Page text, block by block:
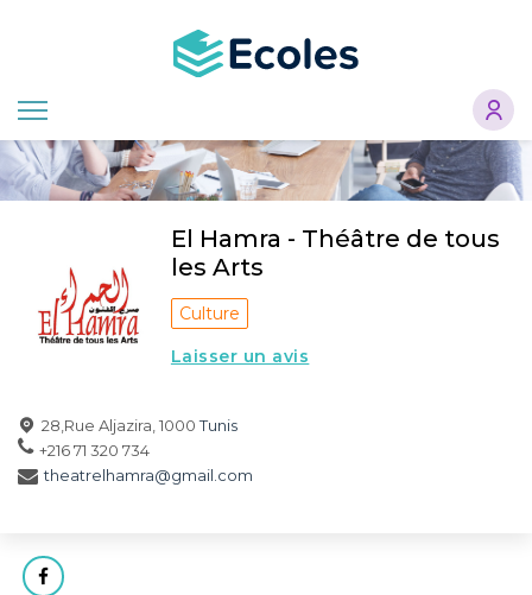
principal
El Hamra - Théâtre de tous
les Arts
Culture
Laisser un avis
28,Rue Aljazira, 1000Tunis
+216 71 320 734
theatrelhamra@gmail.com